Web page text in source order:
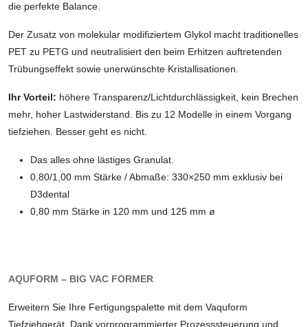
die perfekte Balance.
Der Zusatz von molekular modifiziertem Glykol macht traditionelles
PET zu PETG und neutralisiert den beim Erhitzen auftretenden
Trübungseffekt sowie unerwünschte Kristallisationen.
Ihr Vorteil: höhere Transparenz/Lichtdurch­lässigkeit, kein Brechen
mehr, hoher Last­widerstand. Bis zu 12 Modelle in einem Vorgang
tiefziehen. Besser geht es nicht.
Das alles ohne lästiges Granulat.
0,80/1,00 mm Stärke / Abmaße: 330×250 mm exklusiv bei
D3dental
0,80 mm Stärke in 120 mm und 125 mm ø
AQUFORM – BIG VAC FORMER
Erweitern Sie Ihre Fertigungspalette mit dem Vaquform
Tiefziehgerät. Dank vorprogrammierter Prozesssteuerung und